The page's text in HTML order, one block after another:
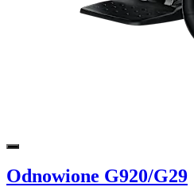
Odnowione G920/G29